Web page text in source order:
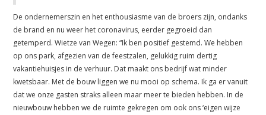
De ondernemerszin en het enthousiasme van de broers zijn, ondanks
de brand en nu weer het coronavirus, eerder gegroeid dan
getemperd. Wietze van Wegen: “Ik ben positief gestemd. We hebben
op ons park, afgezien van de feestzalen, gelukkig ruim dertig
vakantiehuisjes in de verhuur. Dat maakt ons bedrijf wat minder
kwetsbaar. Met de bouw liggen we nu mooi op schema. Ik ga er vanuit
dat we onze gasten straks alleen maar meer te bieden hebben. In de
nieuwbouw hebben we de ruimte gekregen om ook ons ‘eigen wijze